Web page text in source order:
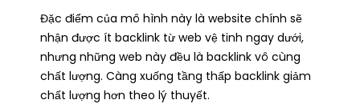
Đặc điểm của mô hình này là website chính sẽ
nhận được ít backlink từ web vệ tinh ngay dưới,
nhưng những web này đều là backlink vô cùng
chất lượng. Càng xuống tầng thấp backlink giảm
chất lượng hơn theo lý thuyết.